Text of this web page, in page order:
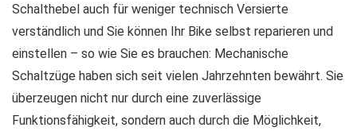
Schalthebel auch für weniger technisch Versierte
verständlich und Sie können Ihr Bike selbst reparieren und
einstellen – so wie Sie es brauchen: Mechanische
Schaltzüge haben sich seit vielen Jahrzehnten bewährt. Sie
überzeugen nicht nur durch eine zuverlässige
Funktionsfähigkeit, sondern auch durch die Möglichkeit,